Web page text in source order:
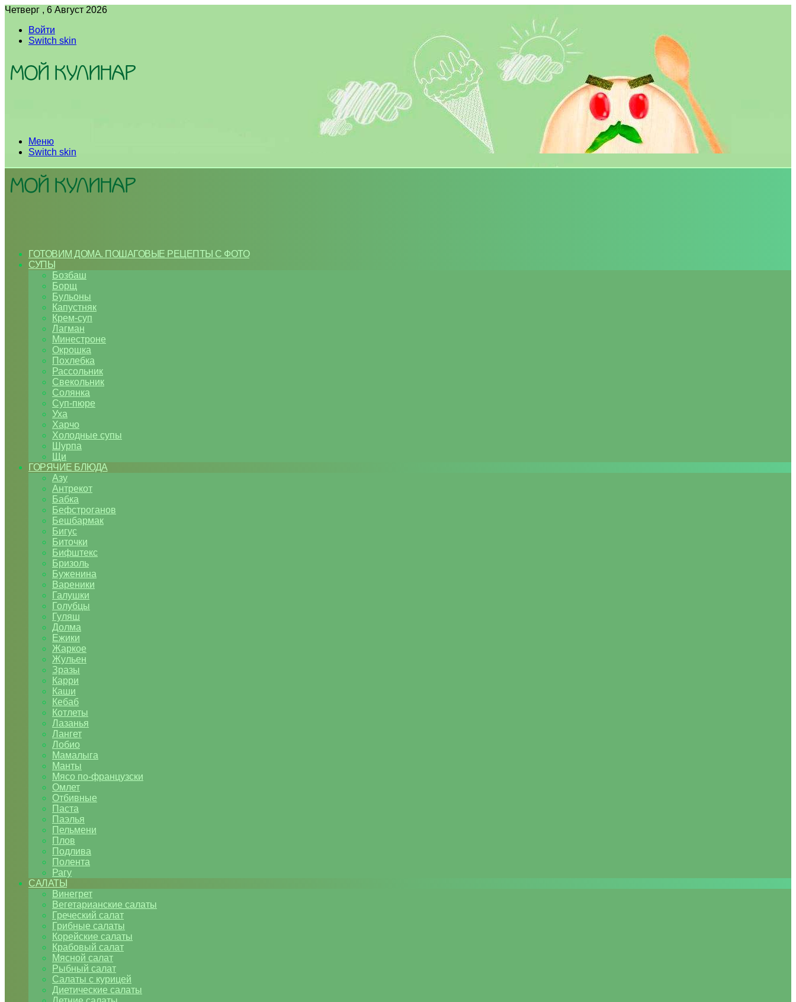
Четверг , 6 Август 2026
Войти
Switch skin
Меню
Switch skin
ГОТОВИМ ДОМА. ПОШАГОВЫЕ РЕЦЕПТЫ С ФОТО
СУПЫ
Бозбаш
Борщ
Бульоны
Капустняк
Крем-суп
Лагман
Минестроне
Окрошка
Похлебка
Рассольник
Свекольник
Солянка
Суп-пюре
Уха
Харчо
Холодные супы
Шурпа
Щи
ГОРЯЧИЕ БЛЮДА
Азу
Антрекот
Бабка
Бефстроганов
Бешбармак
Бигус
Биточки
Бифштекс
Бризоль
Буженина
Вареники
Галушки
Голубцы
Гуляш
Долма
Ежики
Жаркое
Жульен
Зразы
Карри
Каши
Кебаб
Котлеты
Лазанья
Лангет
Лобио
Мамалыга
Манты
Мясо по-французски
Омлет
Отбивные
Паста
Паэлья
Пельмени
Плов
Подлива
Полента
Рагу
САЛАТЫ
Винегрет
Вегетарианские салаты
Греческий салат
Грибные салаты
Корейские салаты
Крабовый салат
Мясной салат
Рыбный салат
Салаты с курицей
Диетические салаты